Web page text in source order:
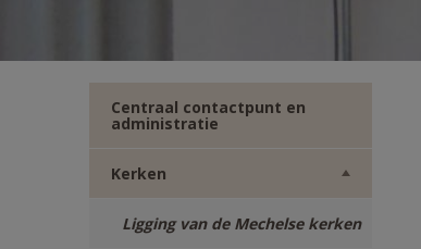
Centraal contactpunt en
administratie
Kerken
Ligging van de Mechelse kerken